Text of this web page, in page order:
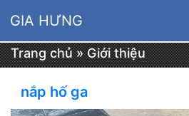
GIA HƯNG
Trang chủ » Giới thiệu
nắp hố ga